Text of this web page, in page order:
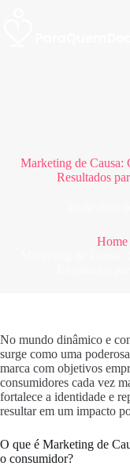
Marketing de Causa:
Resultados
Home
No mundo dinâmico e
surge como uma
marca com objetivos
consumidores cada vez
fortalece a identidade e
resultar em um impacto
O que é Marketing de
o consumidor?